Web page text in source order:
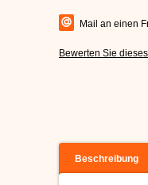
Mail an einen
Bewerten Sie
Beschreibung